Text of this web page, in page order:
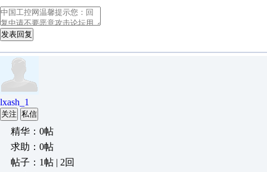
发表回复
lxash_1
关注 私信
精华：0帖
求助：0帖
帖子：1帖 | 2回